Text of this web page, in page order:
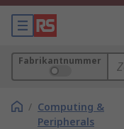
Fabrikantnummer
/ Computing &
Peripherals